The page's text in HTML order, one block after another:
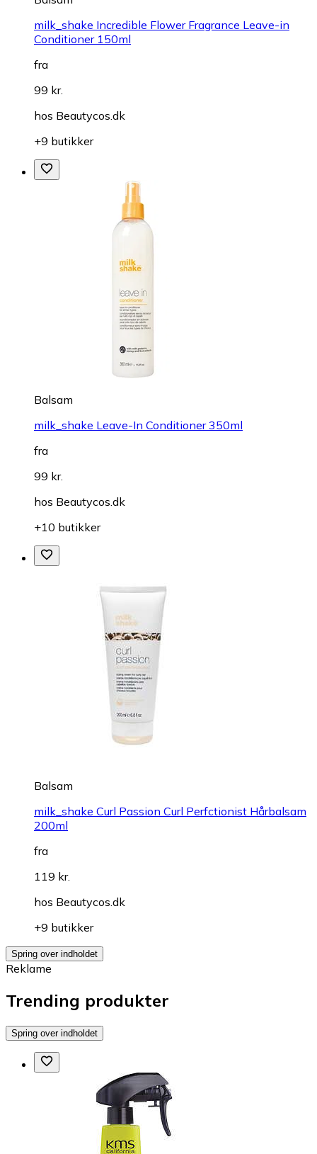
milk_shake Incredible Flower Fragrance Leave-in
Conditioner 150ml
fra
99 kr.
hos Beautycos.dk
+9 butikker
Balsam
milk_shake Leave-In Conditioner 350ml
fra
99 kr.
hos Beautycos.dk
+10 butikker
Balsam
milk_shake Curl Passion Curl Perfctionist Hårbalsam
200ml
fra
119 kr.
hos Beautycos.dk
+9 butikker
Spring over indholdet
Reklame
Trending produkter
Spring over indholdet